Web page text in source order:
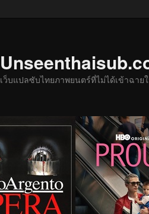
เว็บแปลซับไทยภาพยนตร์ที่ไม่ได้เข้าฉาย